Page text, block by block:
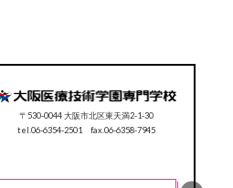
〒530-0044 大阪市北区東天満2-1-30
tel.06-6354-2501 fax.06-6358-7945